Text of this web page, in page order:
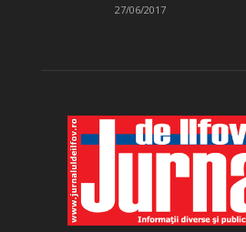
27/06/2017